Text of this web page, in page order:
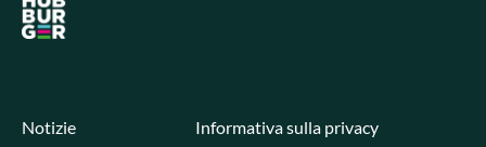
Notizie
Informativa sulla privacy